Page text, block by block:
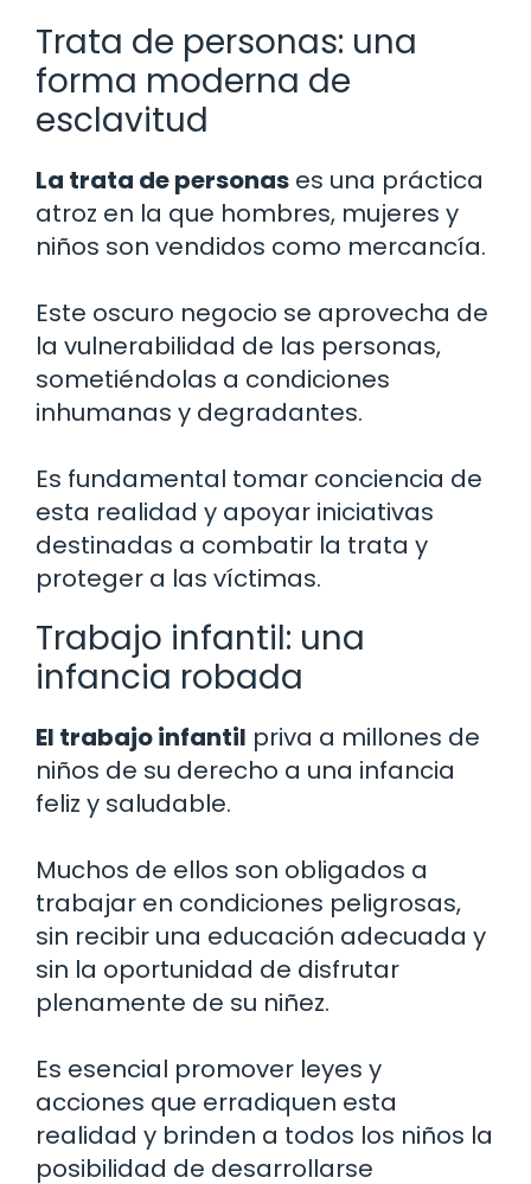
Trata de personas: una
forma moderna de
esclavitud
La trata de personas es una práctica
atroz en la que hombres, mujeres y
niños son vendidos como mercancía.
Este oscuro negocio se aprovecha de
la vulnerabilidad de las personas,
sometiéndolas a condiciones
inhumanas y degradantes.
Es fundamental tomar conciencia de
esta realidad y apoyar iniciativas
destinadas a combatir la trata y
proteger a las víctimas.
Trabajo infantil: una
infancia robada
El trabajo infantil priva a millones de
niños de su derecho a una infancia
feliz y saludable.
Muchos de ellos son obligados a
trabajar en condiciones peligrosas,
sin recibir una educación adecuada y
sin la oportunidad de disfrutar
plenamente de su niñez.
Es esencial promover leyes y
acciones que erradiquen esta
realidad y brinden a todos los niños la
posibilidad de desarrollarse